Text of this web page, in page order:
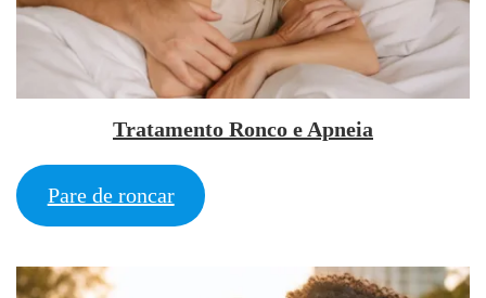
Tratamento Ronco e Apneia
Pare de roncar